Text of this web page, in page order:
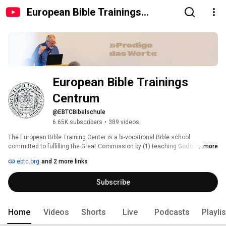
European Bible Trainings
European Bible Trainings
Centrum
@EBTCBibelschule
6.65K subscribers • 389 videos
The European Bible Training Center is a bi-vocational Bible school
committed to fulfilling the Great Commission by (1) teaching God’s Word
strengthening local churches and planting new churches.
...more
ebtc.org and 2 more links
Subscribe
Home Videos Shorts Live Podcasts